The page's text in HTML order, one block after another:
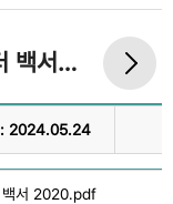
시흥시 도시재생지원센터 백서 2020
: 2024.05.24
백서 2020.pdf